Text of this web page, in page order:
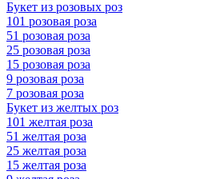
Букет из розовых роз
101 розовая роза
51 розовая роза
25 розовая роза
15 розовая роза
9 розовая роза
7 розовая роза
Букет из желтых роз
101 желтая роза
51 желтая роза
25 желтая роза
15 желтая роза